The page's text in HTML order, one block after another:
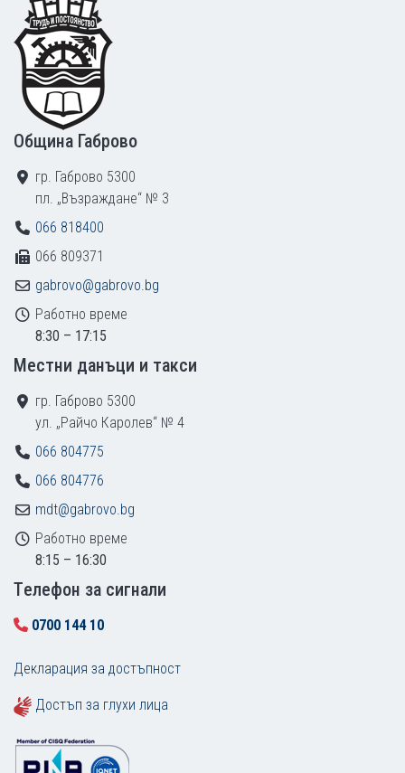
Footer
Община Габрово
гр. Габрово 5300
пл. „Възраждане“ № 3
066 818400
066 809371
gabrovo@gabrovo.bg
Работно време
8:30 – 17:15
Местни данъци и такси
гр. Габрово 5300
ул. „Райчо Каролев“ № 4
066 804775
066 804776
mdt@gabrovo.bg
Работно време
8:15 – 16:30
Tелефон за сигнали
0700 144 10
Декларация за достъпност
Достъп за глухи лица